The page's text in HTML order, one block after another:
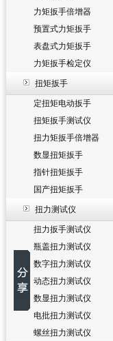
力矩扳手倍增器
预置式力矩扳手
表盘式力矩扳手
力矩扳手检定仪
扭矩扳手
定扭矩电动扳手
扭矩扳手测试仪
扭力矩扳手倍增器
数显扭矩扳手
指针扭矩扳手
国产扭矩扳手
扭力测试仪
扭力扳手测试仪
瓶盖扭力测试仪
数字扭力测试仪
动态扭力测试仪
数显扭力测试仪
电批扭力测试仪
螺丝扭力测试仪